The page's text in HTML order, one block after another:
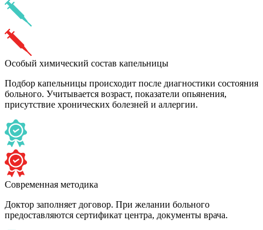
Особый химический состав капельницы
Подбор капельницы происходит после диагностики состояния
больного. Учитывается возраст, показатели опьянения,
присутствие хронических болезней и аллергии.
Современная методика
Доктор заполняет договор. При желании больного
предоставляются сертификат центра, документы врача.